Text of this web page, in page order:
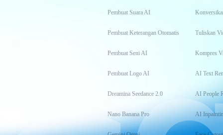
Pembuat Suara AI
Pembuat Keterangan Otomatis
Pembuat Seni AI
Pembuat Logo AI
Dreamina Seedance 2.0
Nano Banana Pro
Tuliskan
Kompres
AI Text
AI People
AI